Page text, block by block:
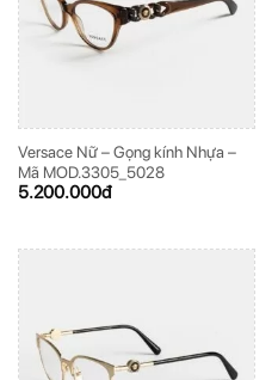
Versace Nữ – Gọng kính Nhựa –
Mã MOD.3305_5028
5.200.000đ